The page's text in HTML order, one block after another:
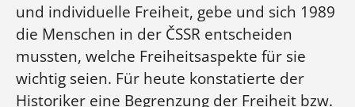
und individuelle Freiheit, gebe und sich 1989
die Menschen in der ČSSR entscheiden
mussten, welche Freiheitsaspekte für sie
wichtig seien. Für heute konstatierte der
Historiker eine Begrenzung der Freiheit bzw.